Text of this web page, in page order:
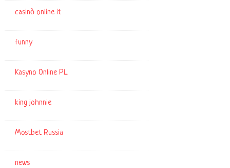
casinò online it
funny
Kasyno Online PL
king johnnie
Mostbet Russia
news